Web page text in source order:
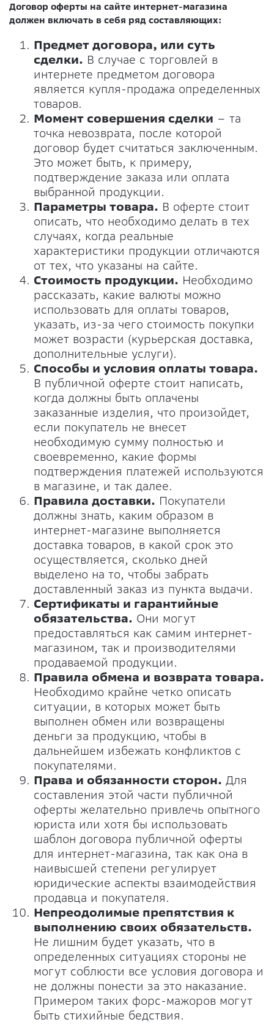
Договор оферты на сайте интернет-магазина
должен включать в себя ряд составляющих:
Предмет договора, или суть
сделки. В случае с торговлей в
интернете предметом договора
является купля-продажа определенных
товаров.
Момент совершения сделки – та
точка невозврата, после которой
договор будет считаться заключенным.
Это может быть, к примеру,
подтверждение заказа или оплата
выбранной продукции.
Параметры товара. В оферте стоит
описать, что необходимо делать в тех
случаях, когда реальные
характеристики продукции отличаются
от тех, что указаны на сайте.
Стоимость продукции. Необходимо
рассказать, какие валюты можно
использовать для оплаты товаров,
указать, из-за чего стоимость покупки
может возрасти (курьерская доставка,
дополнительные услуги).
Способы и условия оплаты товара.
В публичной оферте стоит написать,
когда должны быть оплачены
заказанные изделия, что произойдет,
если покупатель не внесет
необходимую сумму полностью и
своевременно, какие формы
подтверждения платежей используются
в магазине, и так далее.
Правила доставки. Покупатели
должны знать, каким образом в
интернет-магазине выполняется
доставка товаров, в какой срок это
осуществляется, сколько дней
выделено на то, чтобы забрать
доставленный заказ из пункта выдачи.
Сертификаты и гарантийные
обязательства. Они могут
предоставляться как самим интернет-
магазином, так и производителями
продаваемой продукции.
Правила обмена и возврата товара.
Необходимо крайне четко описать
ситуации, в которых может быть
выполнен обмен или возвращены
деньги за продукцию, чтобы в
дальнейшем избежать конфликтов с
покупателями.
Права и обязанности сторон. Для
составления этой части публичной
оферты желательно привлечь опытного
юриста или хотя бы использовать
шаблон договора публичной оферты
для интернет-магазина, так как она в
наивысшей степени регулирует
юридические аспекты взаимодействия
продавца и покупателя.
Непреодолимые препятствия к
выполнению своих обязательств.
Не лишним будет указать, что в
определенных ситуациях стороны не
могут соблюсти все условия договора и
не должны понести за это наказание.
Примером таких форс-мажоров могут
быть стихийные бедствия.